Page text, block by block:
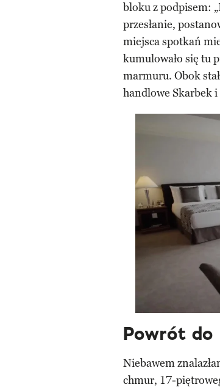
bloku z podpisem:
przesłanie,
miejsca spotkań
kumulowało się tu
marmuru. Obok
handlowe Skarbek
Powrót do
Niebawem
chmur, 17-